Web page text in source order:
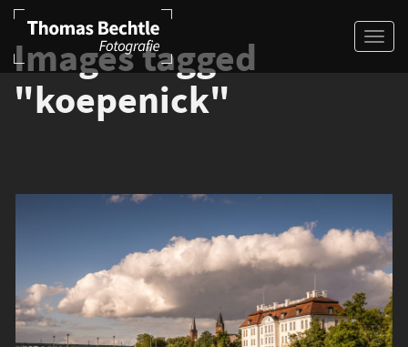
Images tagged
"koepenick"